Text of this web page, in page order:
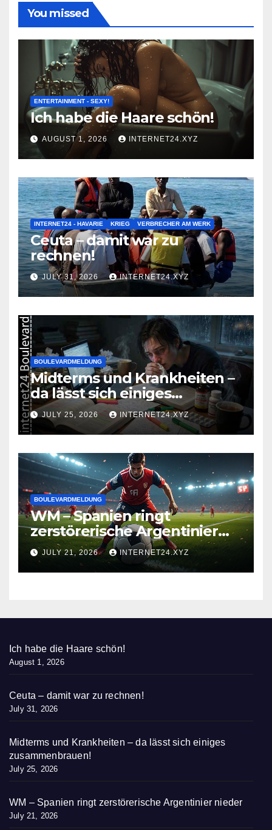
You missed
ENTERTAINMENT - SEXY!
Ich habe die Haare schön!
AUGUST 1, 2026 INTERNET24.XYZ
INTERNET24 - HAVARIE KRIEG VERBRECHER AM WERK
Ceuta – damit war zu
rechnen!
JULY 31, 2026 INTERNET24.XYZ
BOULEVARDMELDUNG
Midterms und Krankheiten –
da lässt sich einiges
zusammenbrauen!
JULY 25, 2026 INTERNET24.XYZ
BOULEVARDMELDUNG
WM – Spanien ringt
zerstörerische Argentinier
nieder
JULY 21, 2026 INTERNET24.XYZ
Ich habe die Haare schön!
August 1, 2026
Ceuta – damit war zu rechnen!
July 31, 2026
Midterms und Krankheiten – da lässt sich einiges
zusammenbrauen!
July 25, 2026
WM – Spanien ringt zerstörerische Argentinier nieder
July 21, 2026